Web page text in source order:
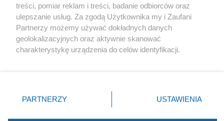
X Facebook Instagram Youtube
treści, pomiar reklam i treści, badanie odbiorców oraz
ulepszanie usług. Za zgodą Użytkownika my i Zaufani
Partnerzy możemy używać dokładnych danych
geolokalizacyjnych oraz aktywnie skanować
charakterystykę urządzenia do celów identyfikacji.
zmienić/wycofać klikając przycisk ustawień prywatności
znajdujący się w lewym dolnym rogu strony
rodzaje przetwarzania danych nie wymagają zgody
PARTNERZY USTAWIENIA